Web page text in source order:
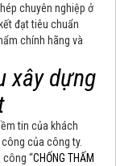
chuyên nghiệp ở
đạt tiêu chuẩn
chính hãng và
xây dựng
tin của khách
của công ty.
công “CHỐNG THẤM